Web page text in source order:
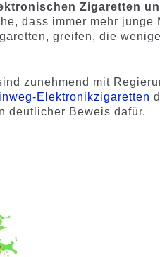
Zigaretten
dass immer mehr junge
greifen, die
zunehmend mit
Elektronikzigaretten
deutlicher Beweis dafür.